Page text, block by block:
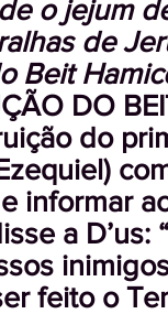
o jejum
de
Beit
DO
do
informar
a
feito o